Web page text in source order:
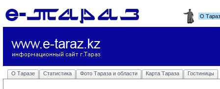
О
О Таразе Статистика Фото Тараза и области Карта Тараза Гостиницы